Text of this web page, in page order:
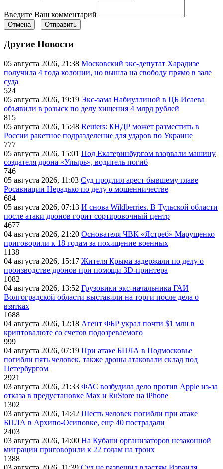
Введите Ваш комментарий
Отмена Отправить
Другие Новости
05 августа 2026, 21:38 Московский экс-депутат Харадизе
получила 4 года колонии, но вышла на свободу прямо в зале
суда
524
05 августа 2026, 19:19 Экс-зама Набиуллиной в ЦБ Исаева
объявили в розыск по делу хищения 4 млрд рублей
815
05 августа 2026, 15:48 Reuters: КНДР может разместить в
России ракетное подразделение для ударов по Украине
777
05 августа 2026, 15:01 Под Екатеринбургом взорвали машину
создателя дрона «Упырь», водитель погиб
746
05 августа 2026, 11:03 Суд продлил арест бывшему главе
Росавиации Нерадько по делу о мошенничестве
684
05 августа 2026, 07:13 И снова Wildberries. В Тульской области
после атаки дронов горит сортировочный центр
4677
04 августа 2026, 21:20 Основателя ЧВК «Ястреб» Марущенко
приговорили к 18 годам за похищение военных
1138
04 августа 2026, 15:17 Жителя Крыма задержали по делу о
производстве дронов при помощи 3D‑принтера
1082
04 августа 2026, 13:52 Грузовики экс-начальника ГАИ
Волгоградской области выставили на торги после дела о
взятках
1688
04 августа 2026, 12:18 Агент ФБР украл почти $1 млн в
криптовалюте со счетов подозреваемого
999
04 августа 2026, 07:19 При атаке БПЛА в Подмосковье
погибли пять человек, также дроны атаковали склад под
Петербургом
2921
03 августа 2026, 21:33 ФАС возбудила дело против Apple из-за
отказа в предустановке Max и RuStore на iPhone
1302
03 августа 2026, 14:42 Шесть человек погибли при атаке
БПЛА в Архипо-Осиповке, еще 40 пострадали
2403
03 августа 2026, 14:00 На Кубани организаторов незаконной
миграции приговорили к 22 годам на троих
1388
03 августа 2026, 11:39 Суд не разрешил властям Израиля